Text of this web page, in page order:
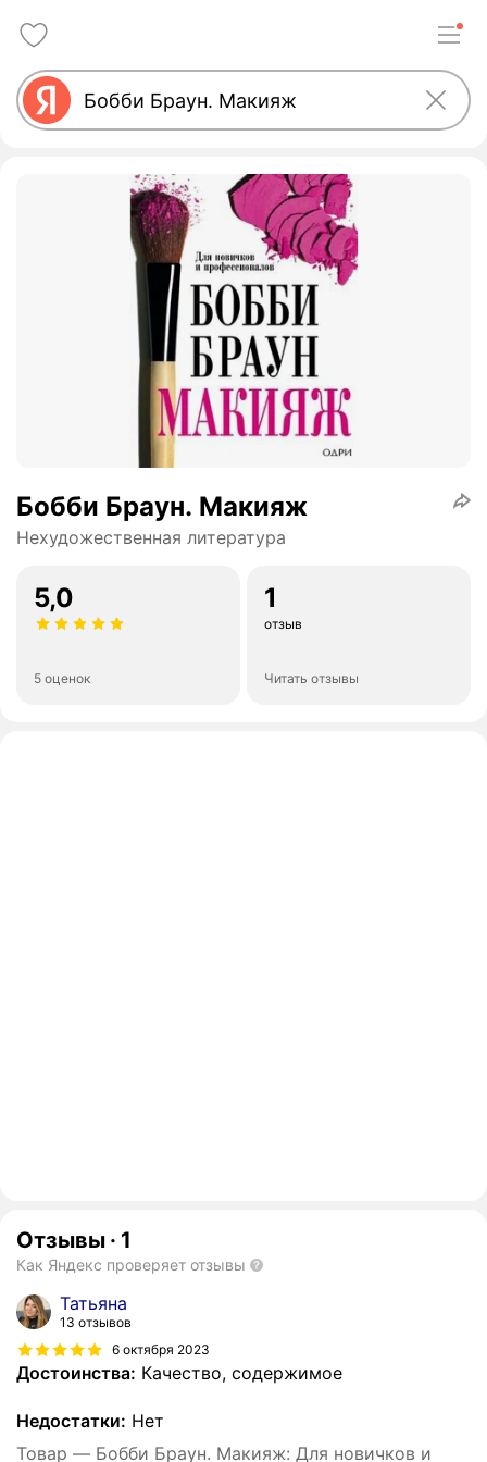
Бобби Браун. Макияж
Нехудожественная литература
5,0
5 оценок
1
отзыв
Читать отзывы
Отзывы · 1
Как Яндекс проверяет отзывы
Татьяна
13 отзывов
6 октября 2023
Достоинства: Качество, содержимое
Недостатки: Нет
Товар — Бобби Браун. Макияж: Для новичков и